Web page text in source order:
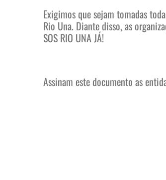
Exigimos que sejam tomadas
Rio Una. Diante disso, as
SOS RIO UNA JÁ!
Assinam este documento as